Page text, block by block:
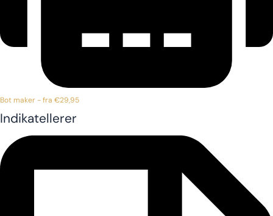
Bot maker - fra €29,95
Indikatellerer